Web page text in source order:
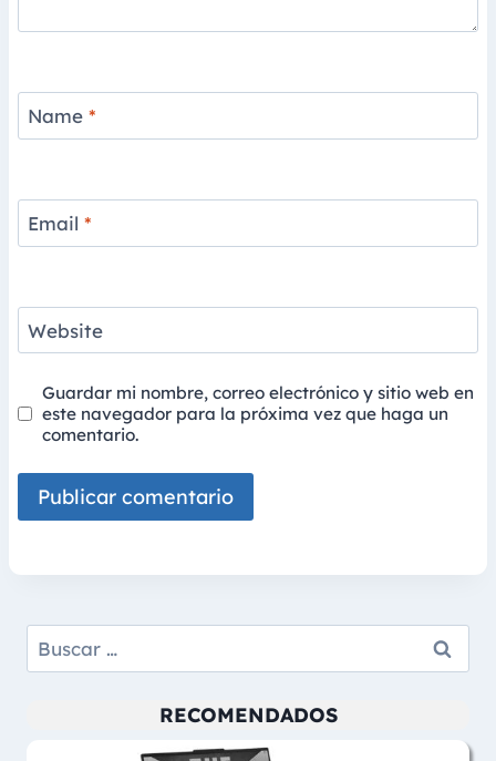
Name *
Email *
Website
Guardar mi nombre, correo electrónico y sitio web en
este navegador para la próxima vez que haga un
comentario.
Buscar:
RECOMENDADOS